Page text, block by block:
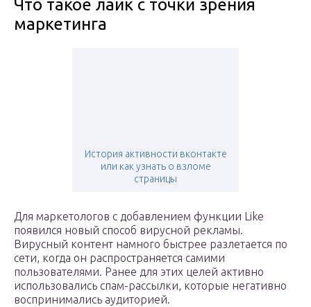
Что такое лайк с точки зрения
маркетинга
История активности вконтакте
или как узнать о взломе
страницы
Для маркетологов с добавлением функции Like
появился новый способ вирусной рекламы.
Вирусный контент намного быстрее разлетается по
сети, когда он распространяется самими
пользователями. Ранее для этих целей активно
использовались спам-рассылки, которые негативно
воспринимались аудиторией.